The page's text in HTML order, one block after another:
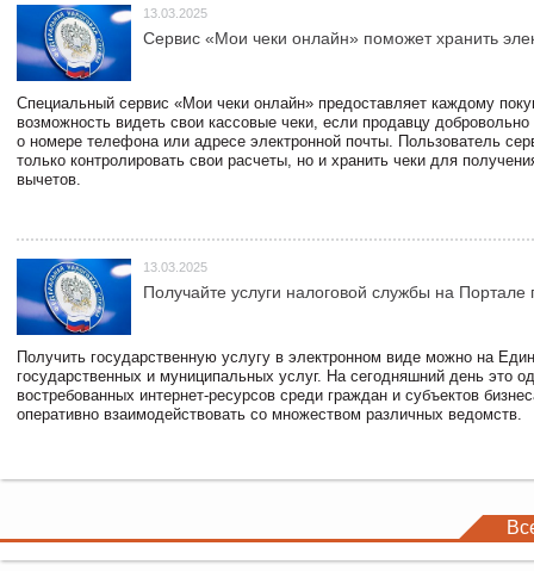
13.03.2025
Сервис «Мои чеки онлайн» поможет хранить
Специальный сервис «Мои чеки онлайн» предоставляет каждому
возможность видеть свои кассовые чеки, если продавцу
о номере телефона или адресе электронной почты. Пользователь
только контролировать свои расчеты, но и хранить чеки для
вычетов.
13.03.2025
Получайте услуги налоговой службы на Портале
Получить государственную услугу в электронном виде можно на
государственных и муниципальных услуг. На сегодняшний день это
востребованных интернет-ресурсов среди граждан и субъектов
оперативно взаимодействовать со множеством различных ведомств.